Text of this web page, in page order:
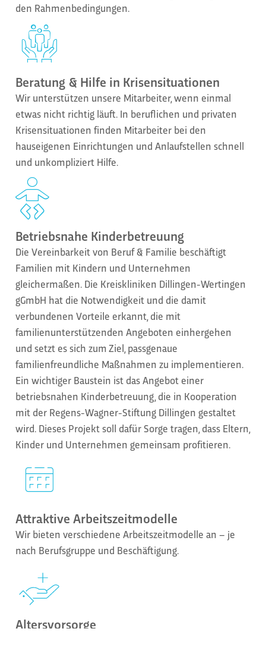
den Rahmenbedingungen.
Beratung & Hilfe in Krisensituationen
Wir unterstützen unsere Mitarbeiter, wenn einmal
etwas nicht richtig läuft. In beruflichen und privaten
Krisensituationen finden Mitarbeiter bei den
hauseigenen Einrichtungen und Anlaufstellen schnell
und unkompliziert Hilfe.
Betriebsnahe Kinderbetreuung
Die Vereinbarkeit von Beruf & Familie beschäftigt
Familien mit Kindern und Unternehmen
gleichermaßen. Die Kreiskliniken Dillingen-Wertingen
gGmbH hat die Notwendigkeit und die damit
verbundenen Vorteile erkannt, die mit
familienunterstützenden Angeboten einhergehen
und setzt es sich zum Ziel, passgenaue
familienfreundliche Maßnahmen zu implementieren.
Ein wichtiger Baustein ist das Angebot einer
betriebsnahen Kinderbetreuung, die in Kooperation
mit der Regens-Wagner-Stiftung Dillingen gestaltet
wird. Dieses Projekt soll dafür Sorge tragen, dass Eltern,
Kinder und Unternehmen gemeinsam profitieren.
Attraktive Arbeitszeitmodelle
Wir bieten verschiedene Arbeitszeitmodelle an – je
nach Berufsgruppe und Beschäftigung.
Altersvorsorge